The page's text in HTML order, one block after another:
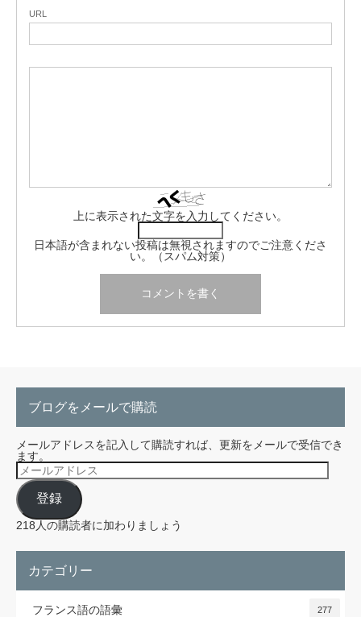
URL
上に表示された文字を入力してください。
日本語が含まれない投稿は無視されますのでご注意くださ
い。（スパム対策）
ブログをメールで購読
メールアドレスを記入して購読すれば、更新をメールで受信でき
ます。
メ
ー
ル
ア
ド
レ
登録
218人の購読者に加わりましょう
カテゴリー
フランス語の語彙 277